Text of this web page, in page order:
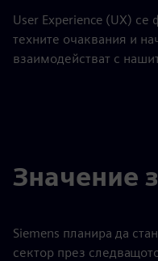
User Experience (UX) се
техните очаквания и
взаимодействат с
Значение
Siemens планира да
сектор през